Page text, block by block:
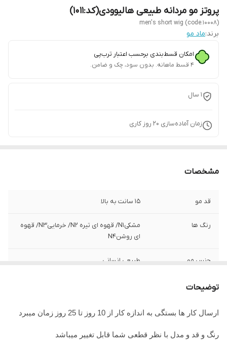
پروتز مو مردانه طبیعی هالیوودی(کد:1011)
men's short wig (code:10008)
برند:ماد مو
امکان قسط‌بندی برحسب اعتبار ترب‌پی
۴ قسط ماهانه. بدون سود، چک و ضامن.
1 سال
زمان آماده‌سازی 20 روز کاری
مشخصات
قد مو 15 سانت به بالا
رنگ ها
مشکیN1/ قهوه ای تیره N2/ خرماییN3/ قهوه
ای روشنN4
جنس مو طبیعی انسانی
جنس تور
توضیحات
ارسال کار ها بستگی به اندازه کار از 10 روز تا 25 روز زمان میبرد
رنگ و قد و مدل با نظر قطعی شما قابل تغییر میباشد